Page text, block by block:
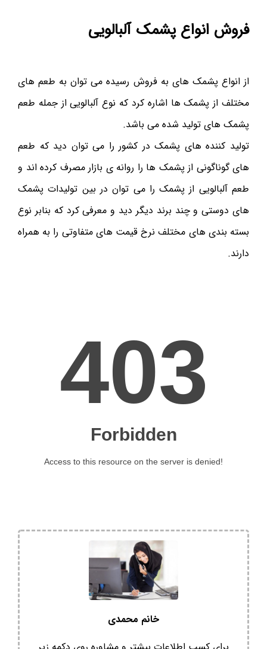
فروش انواع پشمک آلبالویی
از انواع پشمک های به فروش رسیده می توان به طعم های
مختلف از پشمک ها اشاره کرد که نوع آلبالویی از جمله طعم
پشمک های تولید شده می باشد.
تولید کننده های پشمک در کشور را می توان دید که طعم
های گوناگونی از پشمک ها را روانه ی بازار مصرف کرده اند و
طعم آلبالویی از پشمک را می توان در بین تولیدات پشمک
های دوستی و چند برند دیگر دید و معرفی کرد که بنابر نوع
بسته بندی های مختلف نرخ قیمت های متفاوتی را به همراه
دارند.
خانم محمدی